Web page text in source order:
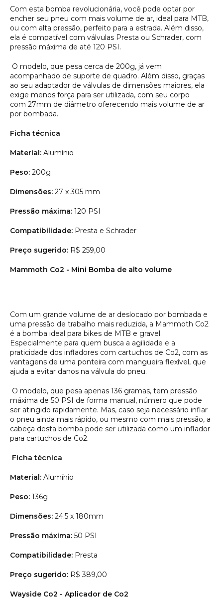
Com esta bomba revolucionária, você pode optar por
encher seu pneu com mais volume de ar, ideal para MTB,
ou com alta pressão, perfeito para a estrada. Além disso,
ela é compatível com válvulas Presta ou Schrader, com
pressão máxima de até 120 PSI.
O modelo, que pesa cerca de 200g, já vem
acompanhado de suporte de quadro. Além disso, graças
ao seu adaptador de válvulas de dimensões maiores, ela
exige menos força para ser utilizada, com seu corpo
com 27mm de diâmetro oferecendo mais volume de ar
por bombada.
Ficha técnica
Material: Alumínio
Peso: 200g
Dimensões: 27 x 305 mm
Pressão máxima: 120 PSI
Compatibilidade: Presta e Schrader
Preço sugerido: R$ 259,00
Mammoth Co2 - Mini Bomba de alto volume
Com um grande volume de ar deslocado por bombada e
uma pressão de trabalho mais reduzida, a Mammoth Co2
é a bomba ideal para bikes de MTB e gravel.
Especialmente para quem busca a agilidade e a
praticidade dos infladores com cartuchos de Co2, com as
vantagens de uma ponteira com mangueira flexível, que
ajuda a evitar danos na válvula do pneu.
O modelo, que pesa apenas 136 gramas, tem pressão
máxima de 50 PSI de forma manual, número que pode
ser atingido rapidamente. Mas, caso seja necessário inflar
o pneu ainda mais rápido, ou mesmo com mais pressão, a
cabeça desta bomba pode ser utilizada como um inflador
para cartuchos de Co2.
Ficha técnica
Material: Alumínio
Peso: 136g
Dimensões: 24.5 x 180mm
Pressão máxima: 50 PSI
Compatibilidade: Presta
Preço sugerido: R$ 389,00
Wayside Co2 - Aplicador de Co2